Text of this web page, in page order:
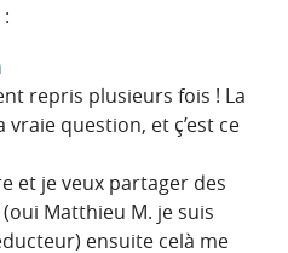
repris plusieurs fois ! La
question, et ç’est ce
et je veux partager des
Matthieu M. je suis
ensuite celà me